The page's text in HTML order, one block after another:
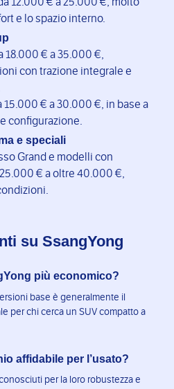
e lo spazio interno.
18.000 € a 35.000 €,
con trazione integrale e
15.000 € a 30.000 €, in base a
configurazione.
e speciali
Grand e modelli con
€ a oltre 40.000 €,
su SsangYong
più economico?
base è generalmente il
per chi cerca un SUV compatto a
affidabile per l’usato?
per la loro robustezza e